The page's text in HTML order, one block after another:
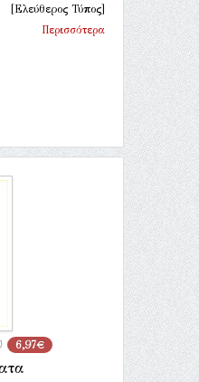
[Ελεύθερος Τύπος]
Περισσότερα
6,97€